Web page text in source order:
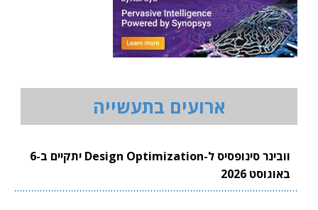
ארועים בתעשייה
וובינר סינופסיס ל-Design Optimization יתקיים ב-6
באוגוסט 2026